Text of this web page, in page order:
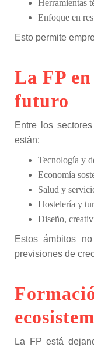
Herramientas
Enfoque en
Esto permite
La FP
futuro
Entre los
están:
Tecnología y
Economía
Salud y
Hostelería y
Diseño,
Estos ámbitos
previsiones de
La FP está